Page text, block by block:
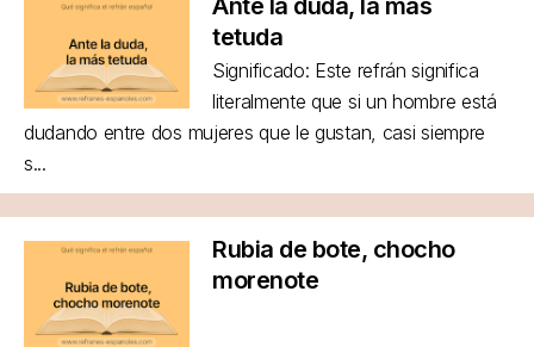
Ante la duda, la más
tetuda
Significado: Este refrán significa
literalmente que si un hombre está
dudando entre dos mujeres que le gustan, casi siempre
s...
Rubia de bote, chocho
morenote